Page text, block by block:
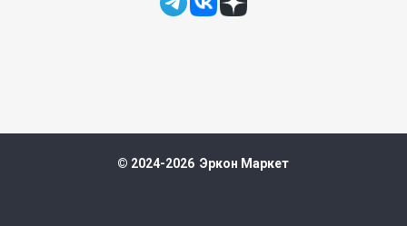
© 2024-2026 Эркон Маркет